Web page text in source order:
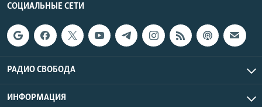
СОЦИАЛЬНЫЕ СЕТИ
РАДИО СВОБОДА
ИНФОРМАЦИЯ